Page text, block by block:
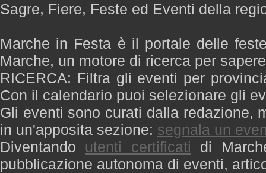
Sagre, Fiere, Feste ed Eventi della
Marche in Festa è il portale delle
Marche, un motore di ricerca per
RICERCA: Filtra gli eventi per
Con il calendario puoi selezionare gli
Gli eventi sono curati dalla redazione,
in un'apposita sezione: segnala un
Diventando utenti certificati di
pubblicazione autonoma di eventi,